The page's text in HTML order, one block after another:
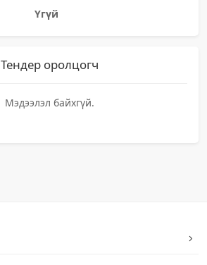
Үгүй
Тендер оролцогч
Мэдээлэл байхгүй.